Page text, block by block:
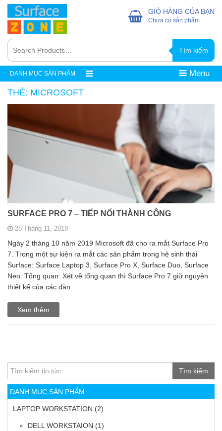
Tìm kiếm
GIỎ HÀNG CỦA BẠN
Chưa có sản phẩm
DANH MỤC SẢN PHẨM Menu
THẺ: MICROSOFT
SURFACE PRO 7 – TIẾP NỐI THÀNH CÔNG
28 Tháng 11, 2019
Ngày 2 tháng 10 năm 2019 Microsoft đã cho ra mắt Surface Pro
7. Trong một sự kiện ra mắt các sản phẩm trong hệ sinh thái
Surface: Surface Laptop 3, Surface Pro X, Surface Duo, Surface
Neo. Tổng quan: Xét về tổng quan thì Surface Pro 7 giữ nguyên
thiết kế của các đàn…
Xem thêm
Tìm kiếm
DANH MỤC SẢN PHẨM
LAPTOP WORKSTATION (2)
DELL WORKSTAION (1)